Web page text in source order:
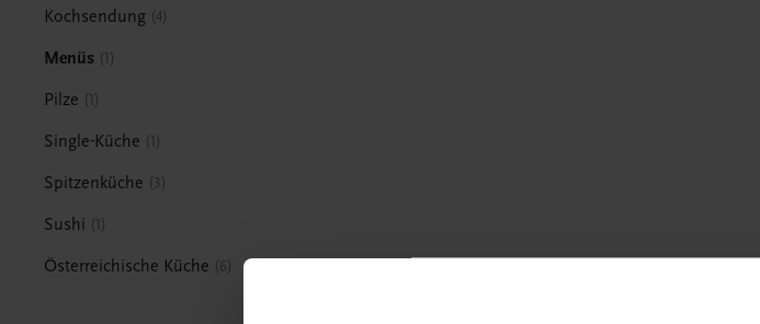
Kochsendung 4
Menüs 1
Pilze 1
Single-Küche 1
Spitzenküche 3
Sushi 1
Österreichische Küche 6